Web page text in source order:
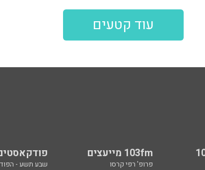
עוד קטעים
103fm מייעצים
פרופ' רפי קרסו שבע תשע -